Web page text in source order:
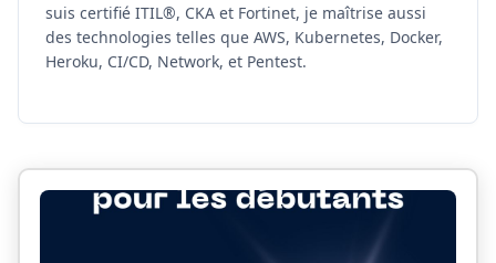
suis certifié ITIL®, CKA et Fortinet, je maîtrise aussi
des technologies telles que AWS, Kubernetes, Docker,
Heroku, CI/CD, Network, et Pentest.